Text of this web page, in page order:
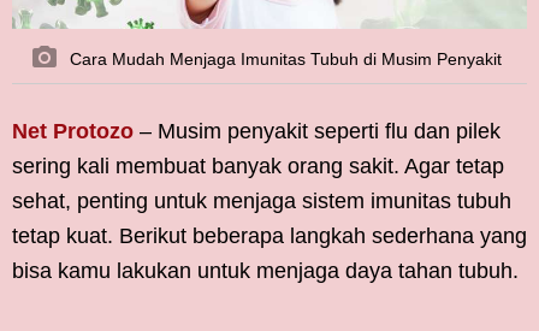
Cara Mudah Menjaga Imunitas Tubuh di Musim Penyakit
Net Protozo – Musim penyakit seperti flu dan pilek
sering kali membuat banyak orang sakit. Agar tetap
sehat, penting untuk menjaga sistem imunitas tubuh
tetap kuat. Berikut beberapa langkah sederhana yang
bisa kamu lakukan untuk menjaga daya tahan tubuh.